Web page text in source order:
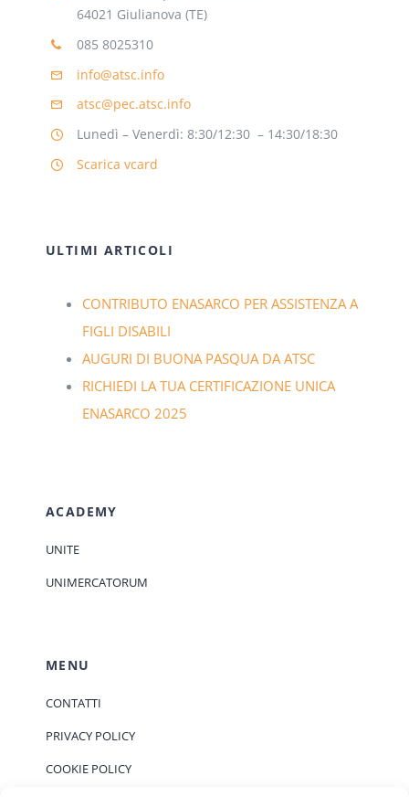
64021 Giulianova (TE)
085 8025310
info@atsc.info
atsc@pec.atsc.info
Lunedì – Venerdì: 8:30/12:30 – 14:30/18:30
Scarica vcard
ULTIMI ARTICOLI
CONTRIBUTO ENASARCO PER ASSISTENZA A
FIGLI DISABILI
AUGURI DI BUONA PASQUA DA ATSC
RICHIEDI LA TUA CERTIFICAZIONE UNICA
ENASARCO 2025
ACADEMY
UNITE
UNIMERCATORUM
MENU
CONTATTI
PRIVACY POLICY
COOKIE POLICY